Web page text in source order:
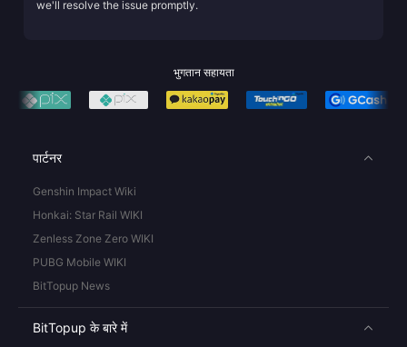
we'll resolve the issue promptly.
भुगतान सहायता
पार्टनर
Genshin Impact Wiki
Honkai: Star Rail WIKI
Zenless Zone Zero WIKI
PUBG Mobile WIKI
BitTopup News
BitTopup के बारे में